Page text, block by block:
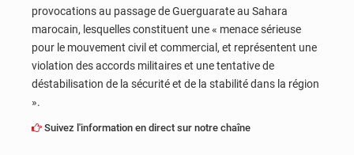
provocations au passage de Guerguarate au Sahara
marocain, lesquelles constituent une « menace sérieuse
pour le mouvement civil et commercial, et représentent une
violation des accords militaires et une tentative de
déstabilisation de la sécurité et de la stabilité dans la région
».
Suivez l'information en direct sur notre chaîne